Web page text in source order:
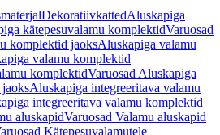
DekoratiivkattedAluskapiga
kätepesuvalamu komplektidVaruosad
komplektid jaoksAluskapiga valamu
valamu komplektid
komplektidVaruosad Aluskapiga
Aluskapiga integreeritava valamu
integreeritava valamu komplektid
aluskapidVaruosad Valamu aluskapid
Kätepesuvalamutele